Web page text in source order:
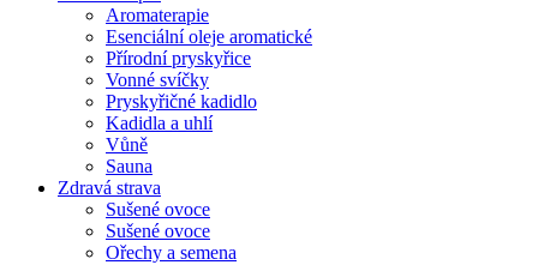
Aromaterapie
Esenciální oleje aromatické
Přírodní pryskyřice
Vonné svíčky
Pryskyřičné kadidlo
Kadidla a uhlí
Vůně
Sauna
Zdravá strava
Sušené ovoce
Sušené ovoce
Ořechy a semena